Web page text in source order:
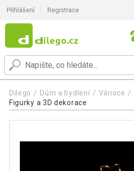
Přihlášení Registrace
Dilego Dům a bydlení Vánoce
Figurky a 3D dekorace